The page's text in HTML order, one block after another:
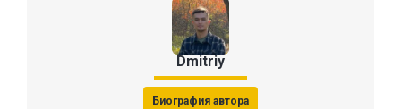
Dmitriy
Биография автора